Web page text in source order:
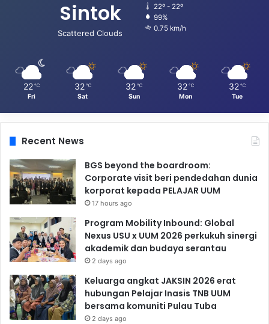
Sintok
Scattered Clouds
22º - 22º
99%
0.75 km/h
22 ℃
Fri
32 ℃
Sat
32 ℃
Sun
32 ℃
Mon
32 ℃
Tue
Recent News
BGS beyond the boardroom:
Corporate visit beri pendedahan dunia
korporat kepada PELAJAR UUM
17 hours ago
Program Mobility Inbound: Global
Nexus USU x UUM 2026 perkukuh sinergi
akademik dan budaya serantau
2 days ago
Keluarga angkat JAKSIN 2026 erat
hubungan Pelajar Inasis TNB UUM
bersama komuniti Pulau Tuba
2 days ago